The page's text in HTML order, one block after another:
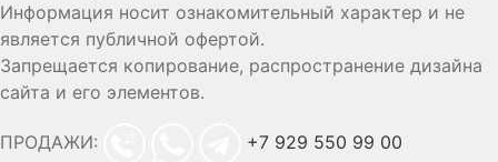
Информация носит ознакомительный характер и не
является публичной офертой.
Запрещается копирование, распространение дизайна
сайта и его элементов.
ПРОДАЖИ: +7 929 550 99 00